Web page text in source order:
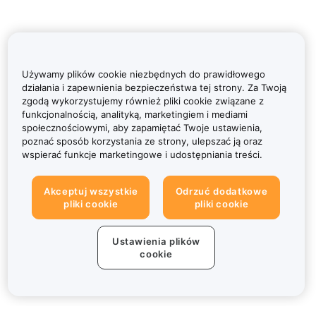
Używamy plików cookie niezbędnych do prawidłowego
działania i zapewnienia bezpieczeństwa tej strony. Za Twoją
zgodą wykorzystujemy również pliki cookie związane z
funkcjonalnością, analityką, marketingiem i mediami
społecznościowymi, aby zapamiętać Twoje ustawienia,
poznać sposób korzystania ze strony, ulepszać ją oraz
wspierać funkcje marketingowe i udostępniania treści.
Akceptuj wszystkie
pliki cookie
Odrzuć dodatkowe
pliki cookie
Ustawienia plików
cookie